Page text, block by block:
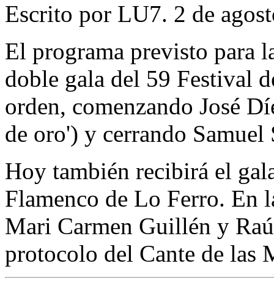
Escrito por LU7. 2 de
El programa previsto para
doble gala del 59 Festival
orden, comenzando José
de oro') y cerrando Samuel
Hoy también recibirá el
Flamenco de Lo Ferro. En
Mari Carmen Guillén y
protocolo del Cante de las